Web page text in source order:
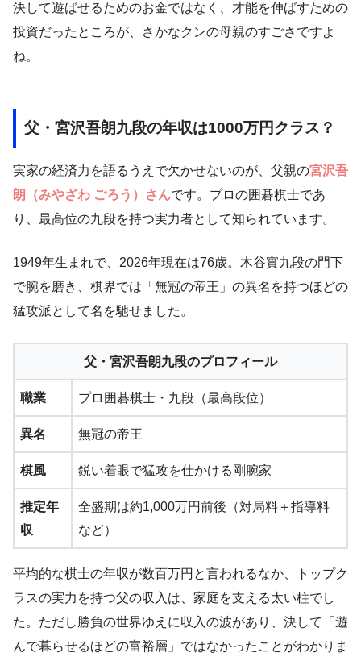
決して遊ばせるためのお金ではなく、才能を伸ばすための
投資だったところが、さかなクンの母親のすごさですよ
ね。
父・宮沢吾朗九段の年収は1000万円クラス？
実家の経済力を語るうえで欠かせないのが、父親の宮沢吾
朗（みやざわ ごろう）さんです。プロの囲碁棋士であ
り、最高位の九段を持つ実力者として知られています。
1949年生まれで、2026年現在は76歳。木谷實九段の門下
で腕を磨き、棋界では「無冠の帝王」の異名を持つほどの
猛攻派として名を馳せました。
父・宮沢吾朗九段のプロフィール
職業 プロ囲碁棋士・九段（最高段位）
異名 無冠の帝王
棋風 鋭い着眼で猛攻を仕かける剛腕家
推定年
収
全盛期は約1,000万円前後（対局料＋指導料
など）
平均的な棋士の年収が数百万円と言われるなか、トップク
ラスの実力を持つ父の収入は、家庭を支える太い柱でし
た。ただし勝負の世界ゆえに収入の波があり、決して「遊
んで暮らせるほどの富裕層」ではなかったことがわかりま